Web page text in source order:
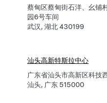
蔡甸区蔡甸街石洋、幺铺
园6号车间
武汉, 湖北 430199
汕头高新特斯拉中心
广东省汕头市高新区科技
汕头, 广东 515000